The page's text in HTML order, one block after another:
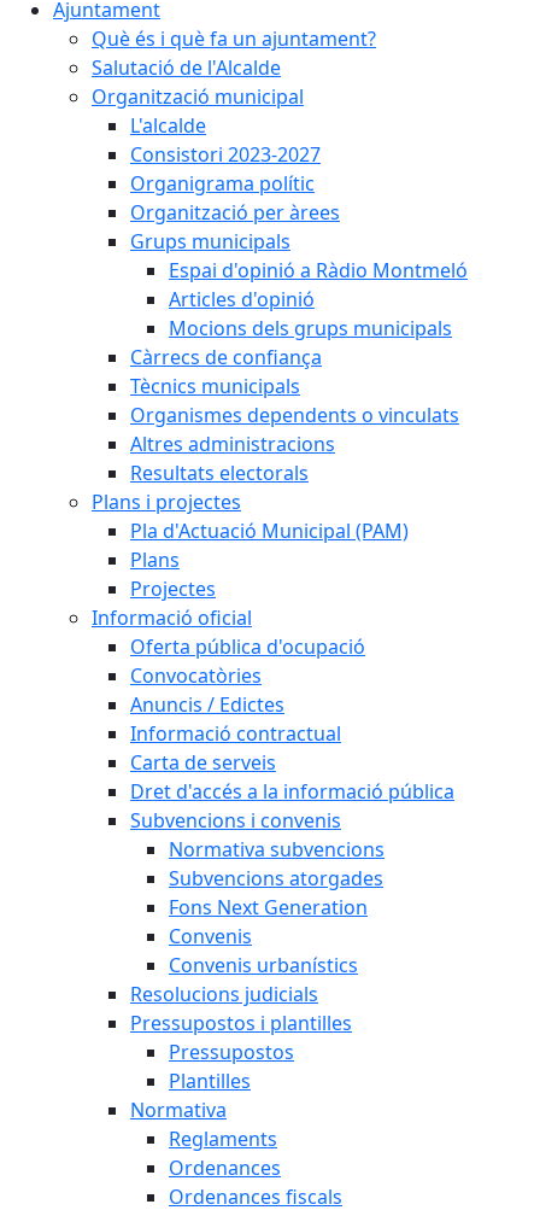
Ajuntament
Què és i què fa un ajuntament?
Salutació de l'Alcalde
Organització municipal
L'alcalde
Consistori 2023-2027
Organigrama polític
Organització per àrees
Grups municipals
Espai d'opinió a Ràdio Montmeló
Articles d'opinió
Mocions dels grups municipals
Càrrecs de confiança
Tècnics municipals
Organismes dependents o vinculats
Altres administracions
Resultats electorals
Plans i projectes
Pla d'Actuació Municipal (PAM)
Plans
Projectes
Informació oficial
Oferta pública d'ocupació
Convocatòries
Anuncis / Edictes
Informació contractual
Carta de serveis
Dret d'accés a la informació pública
Subvencions i convenis
Normativa subvencions
Subvencions atorgades
Fons Next Generation
Convenis
Convenis urbanístics
Resolucions judicials
Pressupostos i plantilles
Pressupostos
Plantilles
Normativa
Reglaments
Ordenances
Ordenances fiscals